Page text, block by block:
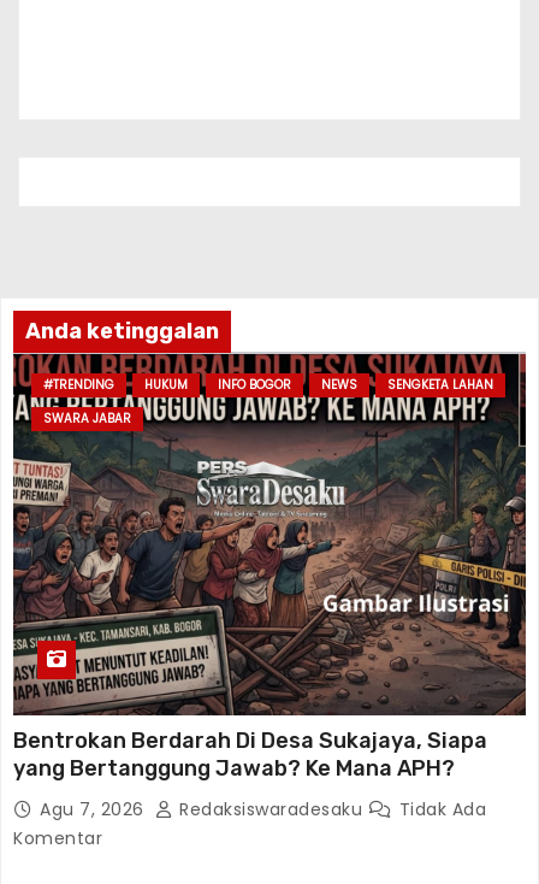
Anda ketinggalan
#TRENDING HUKUM INFO BOGOR NEWS
SENGKETA LAHAN
SWARA JABAR
Bentrokan Berdarah Di Desa Sukajaya, Siapa
yang Bertanggung Jawab? Ke Mana APH?
Agu 7, 2026 Redaksiswaradesaku
Tidak Ada
Komentar